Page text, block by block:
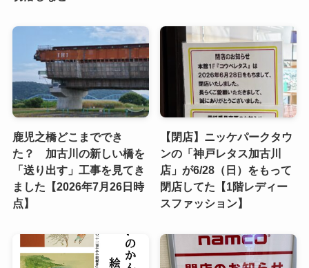
鹿児之橋どこまででき
た？ 加古川の新しい橋を
「送り出す」工事を見てき
ました【2026年7月26日時
点】
【閉店】ニッケパークタウ
ンの「神戸レタス加古川
店」が6/28（日）をもって
閉店してた【1階レディー
スファッション】